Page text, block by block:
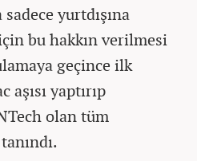
yurtdışına
bu hakkın verilmesi
geçince ilk
yaptırıp
olan tüm